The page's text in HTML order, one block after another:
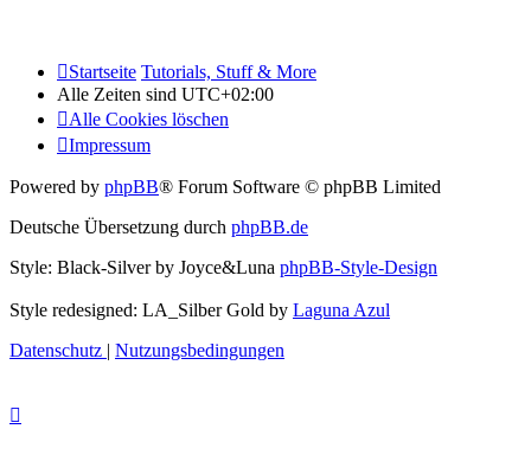
Startseite Tutorials, Stuff & More
Alle Zeiten sind UTC+02:00
Alle Cookies löschen
Impressum
Powered by phpBB® Forum Software © phpBB Limited
Deutsche Übersetzung durch phpBB.de
Style: Black-Silver by Joyce&Luna phpBB-Style-Design
Style redesigned: LA_Silber Gold by Laguna Azul
Datenschutz | Nutzungsbedingungen